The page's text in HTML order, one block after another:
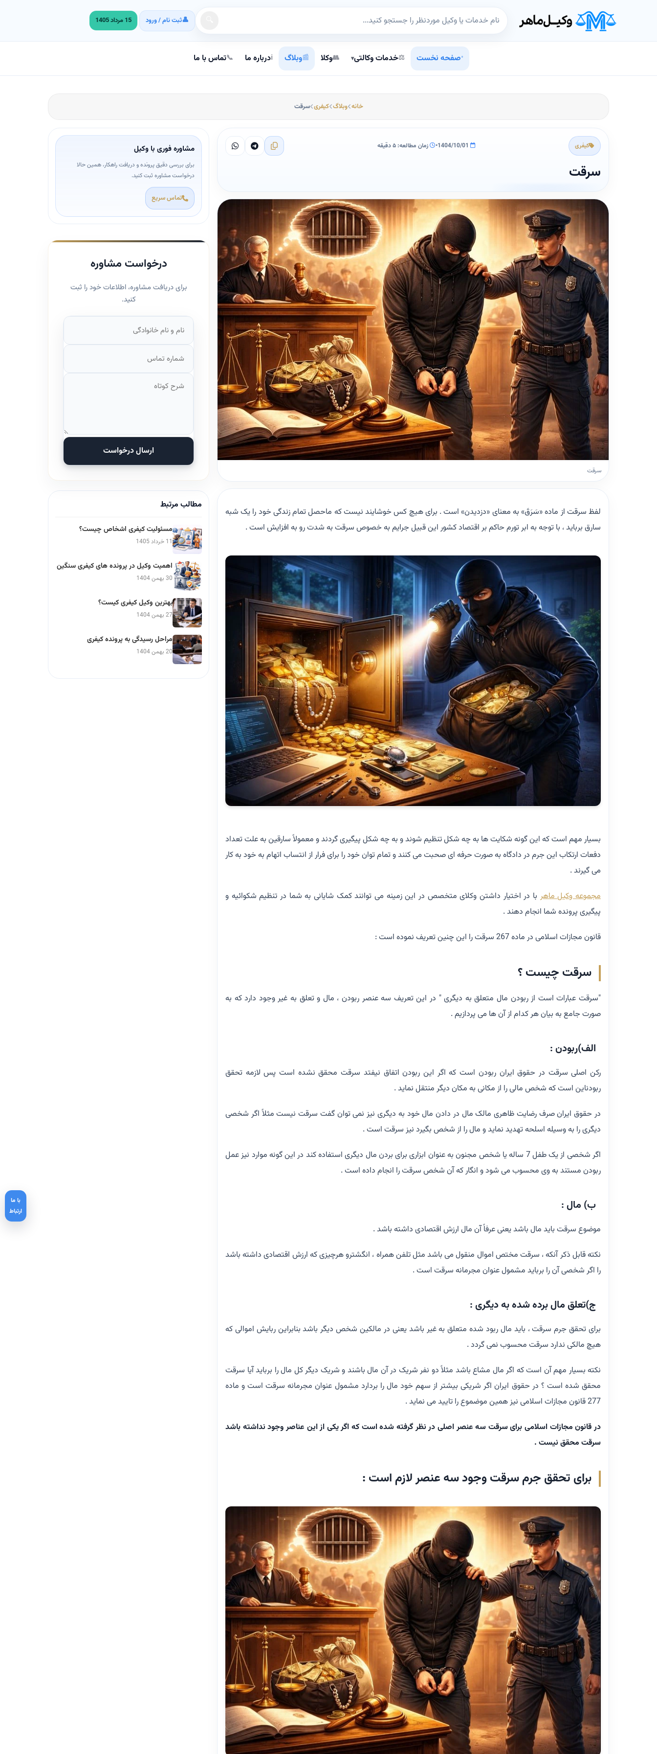
👤ثبت نام / ورود 15 مرداد 1405
•صفحه نخست ⚖️خدمات وکالتی▾
👥وکلا 📰وبلاگ ℹ️درباره ما 📞تماس با ما
خانه وبلاگ کیفری سرقت
کیفری • زمان مطالعه: ۵ دقیقه
سرقت
سرقت
لفظ سرقت از ماده «سَرَقَ» به معنای «دزدیدن» است . برای هیچ کس خوشایند نیست که ماحصل تمام زندگی خود را یک شبه
سارق برباید ، با توجه به ابر تورم حاکم بر اقتصاد کشور این قبیل جرایم به خصوص سرقت به شدت رو به افزایش است .
بسیار مهم است که این گونه شکایت ها به چه شکل تنظیم شوند و به چه شکل پیگیری گردند و معمولاً سارقین به علت تعداد
دفعات ارتکاب این جرم در دادگاه به صورت حرفه ای صحبت می کنند و تمام توان خود را برای فرار از انتساب اتهام به خود به کار
می گیرند .
مجموعه وکیل ماهر با در اختیار داشتن وکلای متخصص در این زمینه می توانند کمک شایانی به شما در تنظیم شکوائیه و
پیگیری پرونده شما انجام دهند .
قانون مجازات اسلامی در ماده 267 سرقت را این چنین تعریف نموده است :
سرقت چیست ؟
"سرقت عبارات است از ربودن مال متعلق به دیگری " در این تعریف سه عنصر ربودن ، مال و تعلق به غیر وجود دارد که به
صورت جامع به بیان هر کدام از آن ها می پردازیم .
الف)ربودن :
رکن اصلی سرقت در حقوق ایران ربودن است که اگر این ربودن اتفاق نیفتد سرقت محقق نشده است پس لازمه تحقق
ربودناین است که شخص مالی را از مکانی به مکان دیگر منتقل نماید .
در حقوق ایران صرف رضایت ظاهری مالک مال در دادن مال خود به دیگری نیز نمی توان گفت سرقت نیست مثلاً اگر شخصی
دیگری را به وسیله اسلحه تهدید نماید و مال را از شخص بگیرد نیز سرقت است .
اگر شخصی از یک طفل 7 ساله یا شخص مجنون به عنوان ابزاری برای بردن مال دیگری استفاده کند در این گونه موارد نیز عمل
ربودن مستند به وی محسوب می شود و انگار که آن شخص سرقت را انجام داده است .
ب) مال :
موضوع سرقت باید مال باشد یعنی عرفاً آن مال ارزش اقتصادی داشته باشد .
نکته قابل ذکر آنکه ، سرقت مختص اموال منقول می باشد مثل تلفن همراه ، انگشترو هرچیزی که ارزش اقتصادی داشته باشد
را اگر شخصی آن را برباید مشمول عنوان مجرمانه سرقت است .
ج)تعلق مال برده شده به دیگری :
برای تحقق جرم سرقت ، باید مال ربود شده متعلق به غیر باشد یعنی در مالکین شخص دیگر باشد بنابراین ربایش اموالی که
هیچ مالکی ندارد سرقت محسوب نمی گردد .
نکته بسیار مهم آن است که اگر مال مشاع باشد مثلاً دو نفر شریک در آن مال باشند و شریک دیگر کل مال را برباید آیا سرقت
محقق شده است ؟ در حقوق ایران اگر شریکی بیشتر از سهم خود مال را بردارد مشمول عنوان مجرمانه سرقت است و ماده
277 قانون مجازات اسلامی نیز همین موضموع را تایید می نماید .
در قانون مجازات اسلامی برای سرقت سه عنصر اصلی در نظر گرفته شده است که اگر یکی از این عناصر وجود نداشته باشد
سرقت محقق نیست .
برای تحقق جرم سرقت وجود سه عنصر لازم است :
مشاوره فوری با وکیل
برای بررسی دقیق پرونده و دریافت راهکار، همین حالا
درخواست مشاوره ثبت کنید.
تماس سریع
درخواست مشاوره
برای دریافت مشاوره، اطلاعات خود را ثبت
کنید.
ارسال درخواست
مطالب مرتبط
مسئولیت کیفری اشخاص چیست؟
11 خرداد 1405
اهمیت وکیل در پرونده های کیفری سنگین
30 بهمن 1404
بهترین وکیل کیفری کیست؟
27 بهمن 1404
مراحل رسیدگی به پرونده کیفری
20 بهمن 1404
با ما
ارتباط